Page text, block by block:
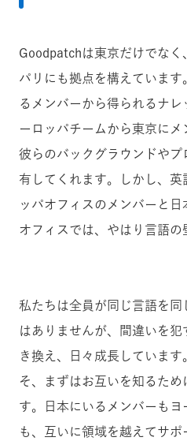
Goodpatchは東京だけでなく
パリにも拠点を構えていま
るメンバーから得られるナ
ーロッパチームから東京にメ
彼らのバックグラウンドや
有してくれます。しかし、英
ッパオフィスのメンバーと
オフィスでは、やはり言語の
私たちは全員が同じ言語を
はありませんが、間違いを
き換え、日々成長していま
そ、まずはお互いを知るた
す。日本にいるメンバーもヨ
も、互いに領域を越えてサ